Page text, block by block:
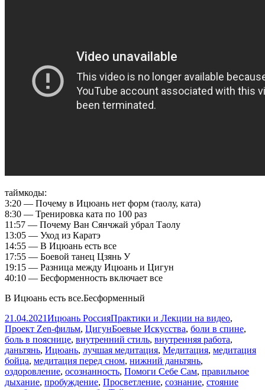
таймкоды:
3:20 — Почему в Ицюань нет форм (таолу, ката)
8:30 — Тренировка ката по 100 раз
11:57 — Почему Ван Сянчжай убрал Таолу
13:05 — Уход из Каратэ
14:55 — В Ицюань есть все
17:55 — Боевой танец Цзянь У
19:15 — Разница между Ицюань и Цигун
40:10 — Бесформенность включает все
В Ицюань есть все.Бесформенный
Опубликовано
21.04.2021Автор
Ицюань РоссияРубрики
Практики и Лекции на видео,
Проект Zen-фильм, ЦигунМетки
Боевые Искусства, боли в спине,
боль в пояснице, внутренний стиль, внутренняя работа,
даньтянь, Ицюань, лучшая медитация, Медитация, медитация
бойца, медитация перед сном, нижний даньтянь,
оздоровление, осознанность, Помоги Себе Сам, правильное
дыхание, пробуждение, Просветление, сознание, стояние